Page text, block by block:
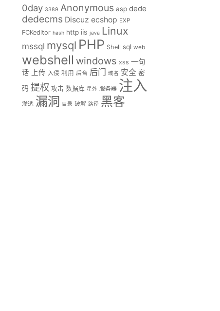
0day 3389 Anonymous asp dede
dedecms Discuz ecshop EXP
FCKeditor hash http iis java Linux
mssql mysql PHP Shell sql web
webshell windows xss 一句
话
上传 入侵 利用 后台 后门 域名 安全 密
码 提权 攻击 数据库 星外 服务器 注入
渗透 漏洞 目录 破解 路径 黑客